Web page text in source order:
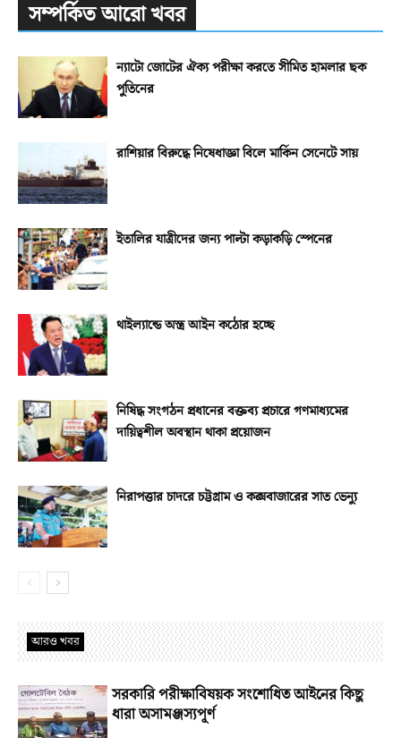
সম্পর্কিত আরো খবর
ন্যাটো জোটের ঐক্য পরীক্ষা করতে সীমিত হামলার ছক
পুতিনের
রাশিয়ার বিরুদ্ধে নিষেধাজ্ঞা বিলে মার্কিন সেনেটে সায়
ইতালির যাত্রীদের জন্য পাল্টা কড়াকড়ি স্পেনের
থাইল্যান্ডে অস্ত্র আইন কঠোর হচ্ছে
নিষিদ্ধ সংগঠন প্রধানের বক্তব্য প্রচারে গণমাধ্যমের
দায়িত্বশীল অবস্থান থাকা প্রয়োজন
নিরাপত্তার চাদরে চট্টগ্রাম ও কক্সবাজারের সাত ভেন্যু
আরও খবর
সরকারি পরীক্ষাবিষয়ক সংশোধিত আইনের কিছু
ধারা অসামঞ্জস্যপূর্ণ